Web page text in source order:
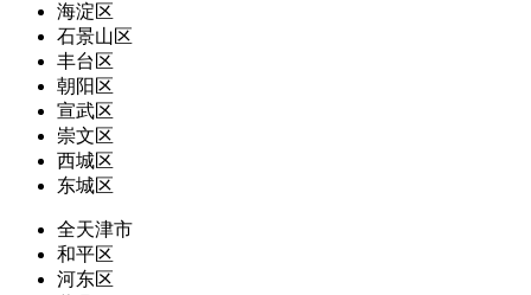
海淀区
石景山区
丰台区
朝阳区
宣武区
崇文区
西城区
东城区
全天津市
和平区
河东区